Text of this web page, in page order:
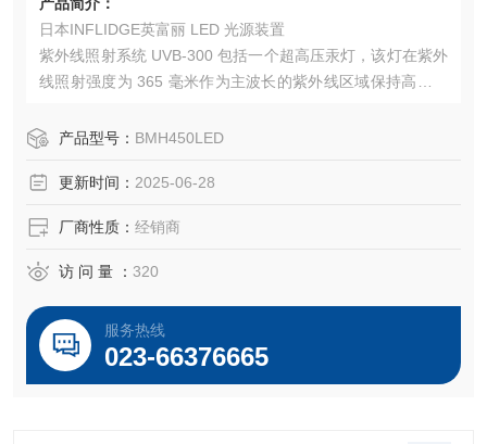
日本INFLIDGE英富丽 LED 光源装置
紫外线照射系统 UVB-300 包括一个超高压汞灯，该灯在紫外
线照射强度为 365 毫米作为主波长的紫外线区域保持高发射
反射器。
检测和液晶玻璃检査。
产品型号： BMH450LED
更新时间： 2025-06-28
厂商性质： 经销商
访 问 量 ： 320
服务热线
023-66376665